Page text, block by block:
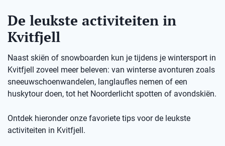
De leukste activiteiten in
Kvitfjell
Naast skiën of snowboarden kun je tijdens je wintersport in
Kvitfjell zoveel meer beleven: van winterse avonturen zoals
sneeuwschoenwandelen, langlaufles nemen of een
huskytour doen, tot het Noorderlicht spotten of avondskiën.
Ontdek hieronder onze favoriete tips voor de leukste
activiteiten in Kvitfjell.